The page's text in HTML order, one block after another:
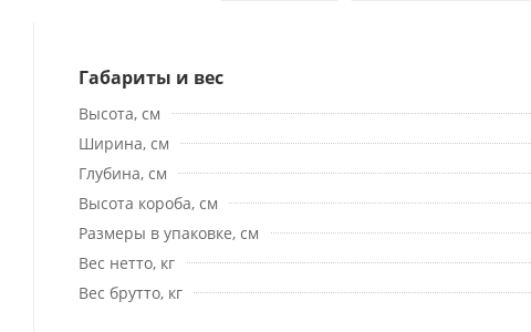
Габариты и вес
Высота, см
Ширина, см
Глубина, см
Высота короба, см
Размеры в упаковке, см
Вес нетто, кг
Вес брутто, кг